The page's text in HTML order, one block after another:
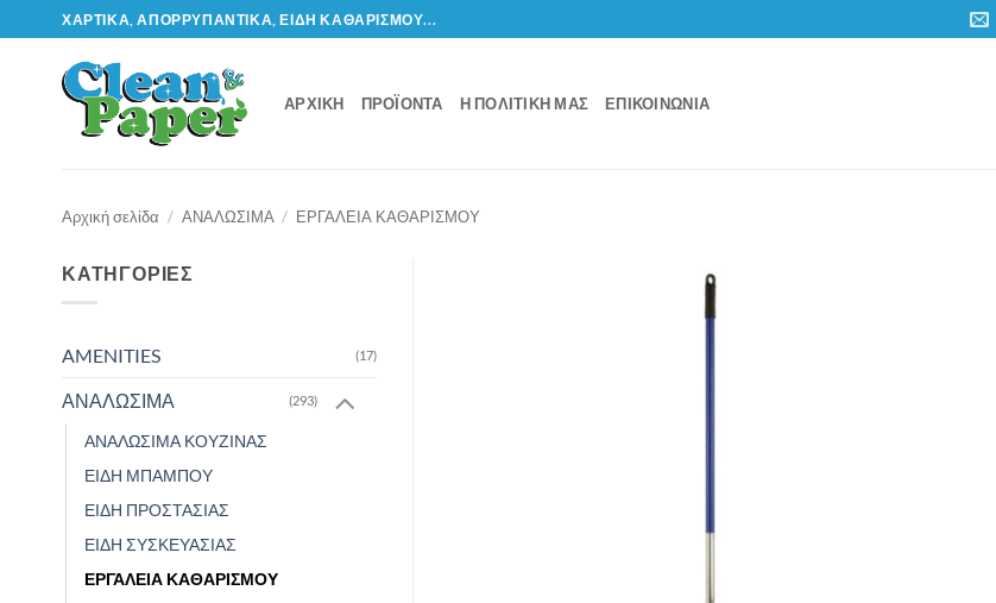
Μετάβαση
στο
περιεχόμενο
ΧΑΡΤΙΚΆ, ΑΠΟΡΡΥΠΑΝΤΙΚΆ, ΕΊΔΗ ΚΑΘΑΡΙΣΜΟΎ...
ΑΡΧΙΚΉ ΠΡΟΪΌΝΤΑ Η ΠΟΛΙΤΙΚΉ ΜΑΣ ΕΠΙΚΟΙΝΩΝΊΑ
Αρχική σελίδα / ΑΝΑΛΩΣΙΜΑ / ΕΡΓΑΛΕΙΑ ΚΑΘΑΡΙΣΜΟΥ
ΚΑΤΗΓΟΡΊΕΣ
AMENITIES (17)
ΑΝΑΛΩΣΙΜΑ (293)
ΑΝΑΛΩΣΙΜΑ ΚΟΥΖΙΝΑΣ
ΕΙΔΗ ΜΠΑΜΠΟΥ
ΕΙΔΗ ΠΡΟΣΤΑΣΙΑΣ
ΕΙΔΗ ΣΥΣΚΕΥΑΣΙΑΣ
ΕΡΓΑΛΕΙΑ ΚΑΘΑΡΙΣΜΟΥ